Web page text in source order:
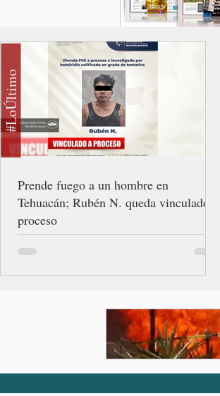
Prende fuego a un hombre en
Tehuacán; Rubén N. queda vinculado a
proceso
#LoÚltimo